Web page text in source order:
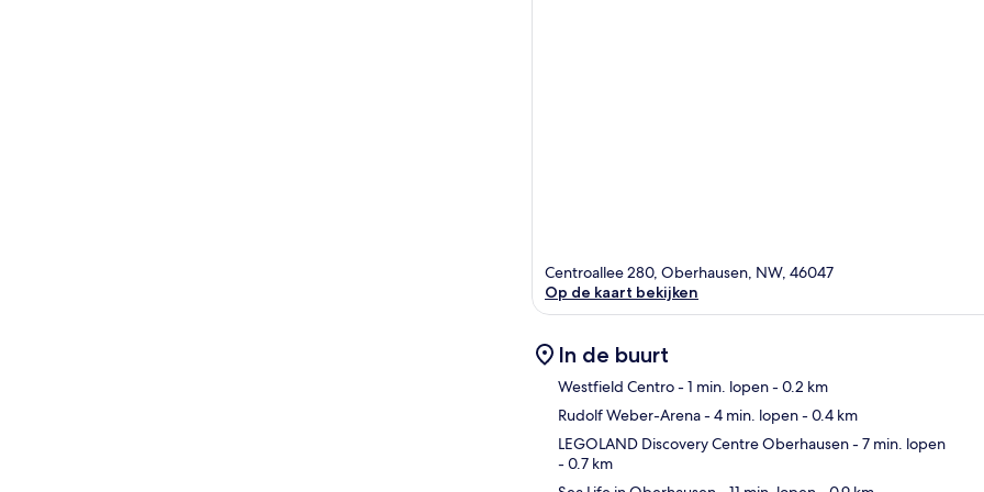
Centroallee 280, Oberhausen, NW, 46047
Op de kaart bekijken
In de buurt
Westfield Centro- 1 min. lopen- 0.2 km
Rudolf Weber-Arena- 4 min. lopen- 0.4 km
LEGOLAND Discovery Centre Oberhausen- 7 min. lopen
- 0.7 km